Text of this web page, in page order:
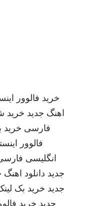
خرید فالوور
اهنگ جدید خرید
فارسی خرید
فالوور
انگلیسی
جدید دانلود اهنگ
جدید خرید بک
جدید خرید